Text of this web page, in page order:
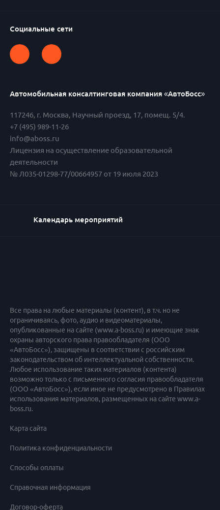
Социальные сети
Автомобильная консалтинговая компания «АвтоБосс»
117246, г. Москва, Научный проезд, 17, помещ. 5/4.
+7 (495) 989-11-26
info@aboss.ru
Лицензия на осуществление образовательной
деятельности
№ Л035-01298-77/00664957 от 19 июля 2023
Календарь мероприятий
Все права на любые материалы (контент), в т.ч. но не
ограничиваясь, фото, аудио и видеоматериалы,
опубликованные на сайте (www.a-boss.ru) и имеющие знак
охраны авторского права правообладателя (ООО
«АвтоБосс»), защищены в соответствии с российским
законодательством об интеллектуальной собственности.
Любое использование таких материалов (контента)
возможно только с письменного согласия правообладателя
(ООО «АвтоБосс»), если иное не предусмотрено в Правилах
использования материалов, размещенных на сайте www.a-
boss.ru.
Карта сайта
Политика конфиденциальности
Способы оплаты
Справочная информация
Договор-оферта